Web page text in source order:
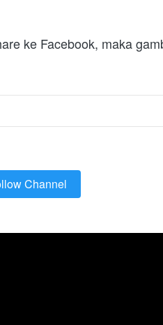
ke Facebook, maka
Channel